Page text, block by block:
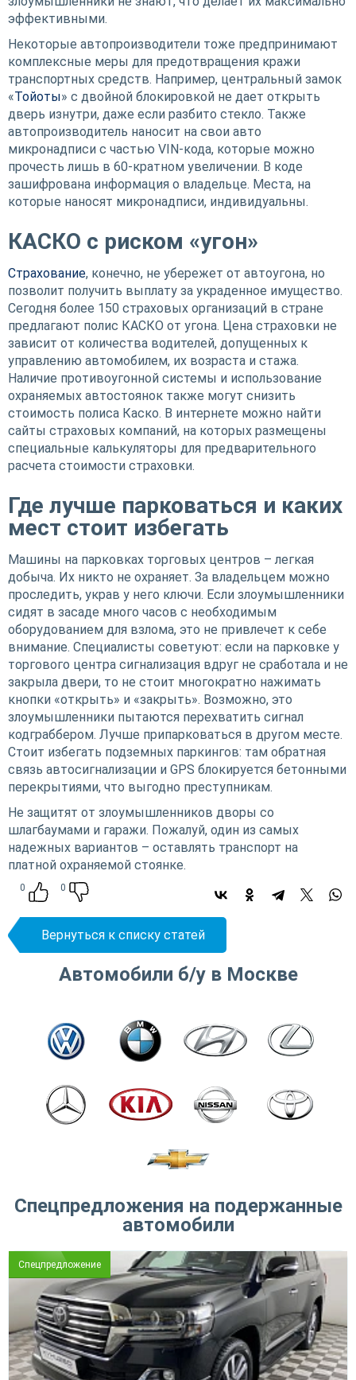
эффективными.
Некоторые автопроизводители тоже предпринимают
комплексные меры для предотвращения кражи
транспортных средств. Например, центральный замок
«Тойоты» с двойной блокировкой не дает открыть
дверь изнутри, даже если разбито стекло. Также
автопроизводитель наносит на свои авто
микронадписи с частью VIN-кода, которые можно
прочесть лишь в 60-кратном увеличении. В коде
зашифрована информация о владельце. Места, на
которые наносят микронадписи, индивидуальны.
КАСКО с риском «угон»
Страхование, конечно, не убережет от автоугона, но
позволит получить выплату за украденное имущество.
Сегодня более 150 страховых организаций в стране
предлагают полис КАСКО от угона. Цена страховки не
зависит от количества водителей, допущенных к
управлению автомобилем, их возраста и стажа.
Наличие противоугонной системы и использование
охраняемых автостоянок также могут снизить
стоимость полиса Каско. В интернете можно найти
сайты страховых компаний, на которых размещены
специальные калькуляторы для предварительного
расчета стоимости страховки.
Где лучше парковаться и каких
мест стоит избегать
Машины на парковках торговых центров – легкая
добыча. Их никто не охраняет. За владельцем можно
проследить, украв у него ключи. Если злоумышленники
сидят в засаде много часов с необходимым
оборудованием для взлома, это не привлечет к себе
внимание. Специалисты советуют: если на парковке у
торгового центра сигнализация вдруг не сработала и не
закрыла двери, то не стоит многократно нажимать
кнопки «открыть» и «закрыть». Возможно, это
злоумышленники пытаются перехватить сигнал
кодграббером. Лучше припарковаться в другом месте.
Стоит избегать подземных паркингов: там обратная
связь автосигнализации и GPS блокируется бетонными
перекрытиями, что выгодно преступникам.
Не защитят от злоумышленников дворы со
шлагбаумами и гаражи. Пожалуй, один из самых
надежных вариантов – оставлять транспорт на
платной охраняемой стоянке.
0 0
Вернуться к списку статей
Автомобили б/у в Москве
Спецпредложения на подержанные
автомобили
Спецпредложение